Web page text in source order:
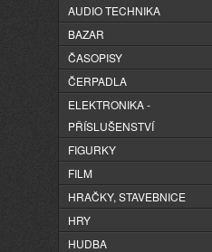
AUDIO TECHNIKA
BAZAR
ČASOPISY
ČERPADLA
ELEKTRONIKA -
PŘÍSLUŠENSTVÍ
FIGURKY
FILM
HRAČKY, STAVEBNICE
HRY
HUDBA